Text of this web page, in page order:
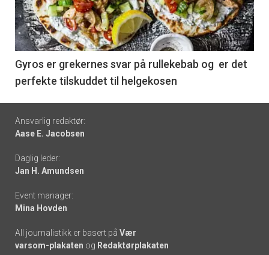
nå
-
6
Gyros er grekernes svar på rullekebab og er det
perfekte tilskuddet til helgekosen
Footer
-
links
Ansvarlig redaktør:
Aase E. Jacobsen
Daglig leder:
Jan H. Amundsen
Event manager:
Mina Hovden
All journalistikk er basert på Vær
varsom-plakaten og Redaktørplakaten